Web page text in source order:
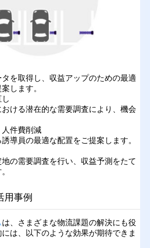
を取得し、収益アップのための最適
します。
ける潜在的な需要調査により、機会
件費削減
導員の最適な配置をご提案します。
の需要調査を行い、収益予測をたて
用事例
は、さまざまな物流課題の解決にも役
は、以下のような効果が期待できま